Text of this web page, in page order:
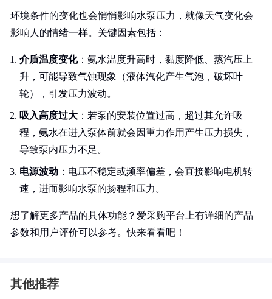
环境条件的变化也会悄悄影响水泵压力，就像天气变化会
影响人的情绪一样。关键因素包括：
介质温度变化：氨水温度升高时，黏度降低、蒸汽压上
升，可能导致气蚀现象（液体汽化产生气泡，破坏叶
轮），引发压力波动。
吸入高度过大 ：若泵的安装位置过高，超过其允许吸
程，氨水在进入泵体前就会因重力作用产生压力损失，
导致泵内压力不足。
电源波动 ：电压不稳定或频率偏差，会直接影响电机转
速，进而影响水泵的扬程和压力。
想了解更多产品的具体功能？爱采购平台上有详细的产品
参数和用户评价可以参考。快来看看吧！
其他推荐